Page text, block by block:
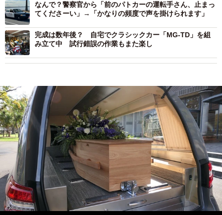
なんで？警察官から「前のパトカーの運転手さん、止まっ
てくださーい」→「かなりの頻度で声を掛けられます」
完成は数年後？ 自宅でクラシックカー「MG-TD」を組
み立て中 試行錯誤の作業もまた楽し